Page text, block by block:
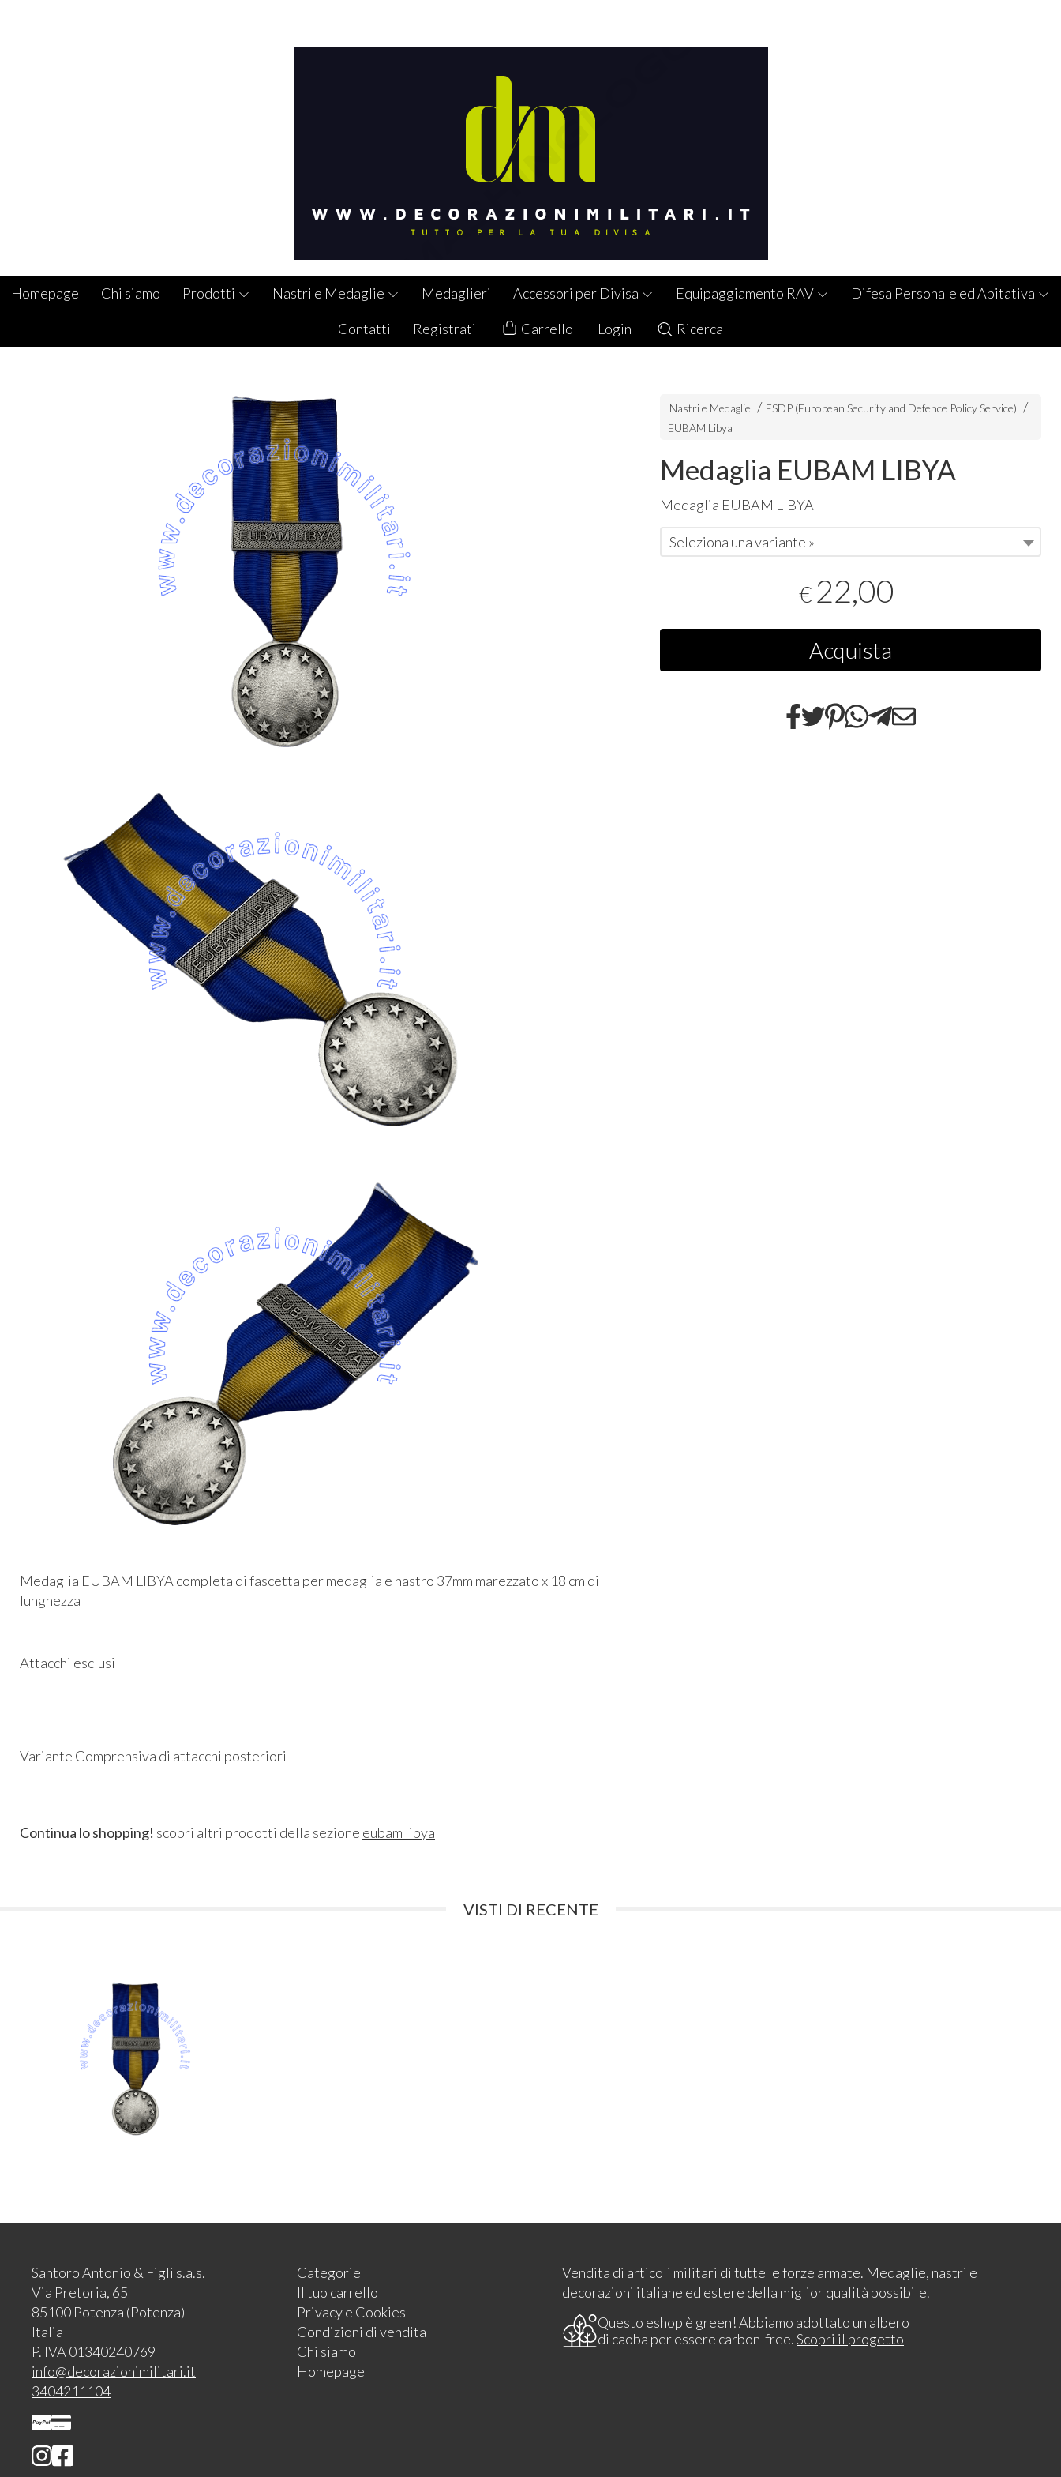
Homepage Chi siamo Prodotti Nastri e Medaglie Medaglieri Accessori per Divisa Equipaggiamento RAV Difesa Personale ed Abitativa
Contatti Registrati Carrello Login Ricerca
Medaglia EUBAM LIBYA completa di fascetta per medaglia e nastro 37mm marezzato x 18 cm di
lunghezza
Attacchi esclusi
Variante Comprensiva di attacchi posteriori
Nastri e Medaglie
ESDP (European Security and Defence Policy Service)
EUBAM Libya
Medaglia EUBAM LIBYA
Medaglia EUBAM LIBYA
Seleziona una variante »
€ 22,00
Acquista
Continua lo shopping! scopri altri prodotti della sezione eubam libya
VISTI DI RECENTE
Santoro Antonio & Figli s.a.s.
Via Pretoria, 65
85100 Potenza (Potenza)
Italia
P. IVA 01340240769
info@decorazionimilitari.it
3404211104
Categorie
Il tuo carrello
Privacy e Cookies
Condizioni di vendita
Chi siamo
Homepage
Vendita di articoli militari di tutte le forze armate. Medaglie, nastri e
decorazioni italiane ed estere della miglior qualità possibile.
Questo eshop è green! Abbiamo adottato un albero
di caoba per essere carbon-free.Scopri il progetto